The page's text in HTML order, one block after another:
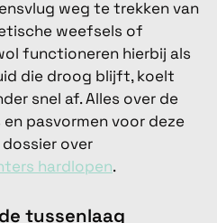
weg te trekken van
weefsels of
functioneren hierbij als
die droog blijft, koelt
snel af. Alles over de
pasvormen voor deze
over
hardlopen.
tussenlaag